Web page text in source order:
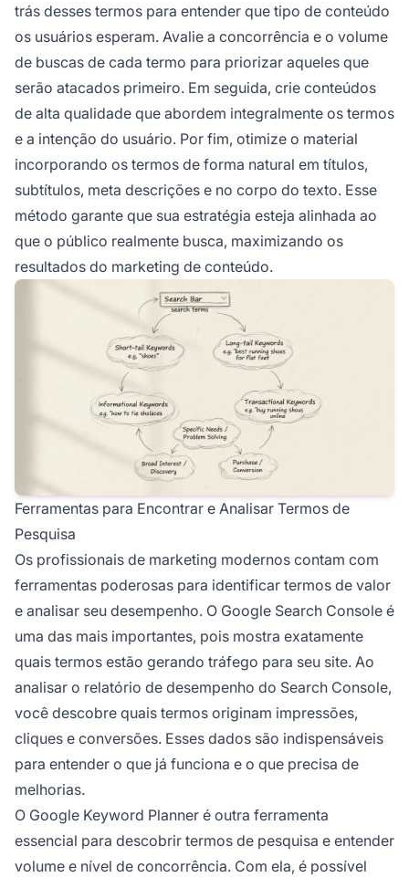
trás desses termos para entender que tipo de conteúdo
os usuários esperam. Avalie a concorrência e o volume
de buscas de cada termo para priorizar aqueles que
serão atacados primeiro. Em seguida, crie conteúdos
de alta qualidade que abordem integralmente os termos
e a intenção do usuário. Por fim, otimize o material
incorporando os termos de forma natural em títulos,
subtítulos, meta descrições e no corpo do texto. Esse
método garante que sua estratégia esteja alinhada ao
que o público realmente busca, maximizando os
resultados do marketing de conteúdo.
Ferramentas para Encontrar e Analisar Termos de
Pesquisa
Os profissionais de marketing modernos contam com
ferramentas poderosas para identificar termos de valor
e analisar seu desempenho. O Google Search Console é
uma das mais importantes, pois mostra exatamente
quais termos estão gerando tráfego para seu site. Ao
analisar o relatório de desempenho do Search Console,
você descobre quais termos originam impressões,
cliques e conversões. Esses dados são indispensáveis
para entender o que já funciona e o que precisa de
melhorias.
O Google Keyword Planner é outra ferramenta
essencial para descobrir termos de pesquisa e entender
volume e nível de concorrência. Com ela, é possível